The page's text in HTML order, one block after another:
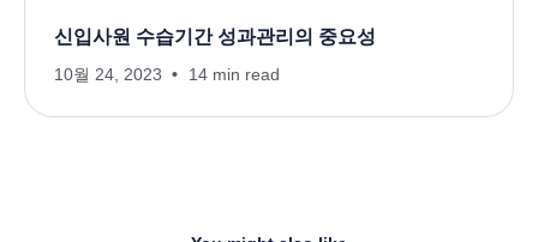
신입사원 수습기간 성과관리의 중요성
10월 24, 2023 14 min read